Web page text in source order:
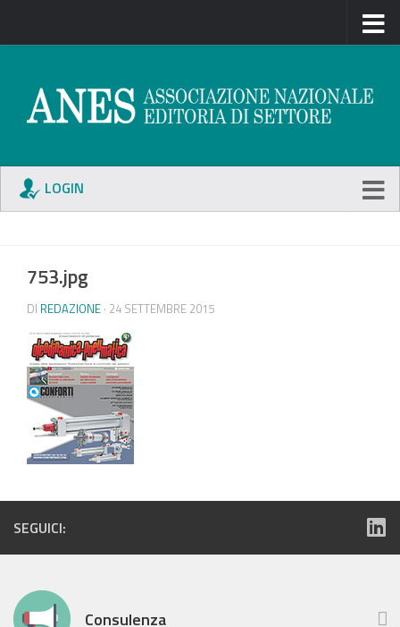
LOGIN
753.jpg
DI REDAZIONE · 24 SETTEMBRE 2015
SEGUICI:
Consulenza